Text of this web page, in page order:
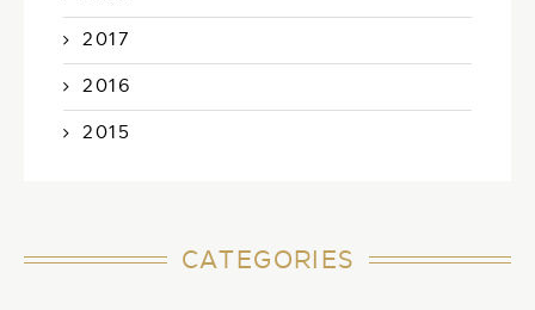
2017
2016
2015
CATEGORIES